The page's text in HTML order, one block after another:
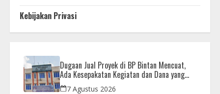
Kebijakan Privasi
Dugaan Jual Proyek di BP Bintan Mencuat,
Ada Kesepakatan Kegiatan dan Dana yang
Dikembalikan
7 Agustus 2026